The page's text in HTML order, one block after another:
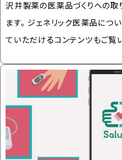
沢井製薬の医薬品づくりへの取
ます。 ジェネリック医薬品につ
ていただけるコンテンツもご覧